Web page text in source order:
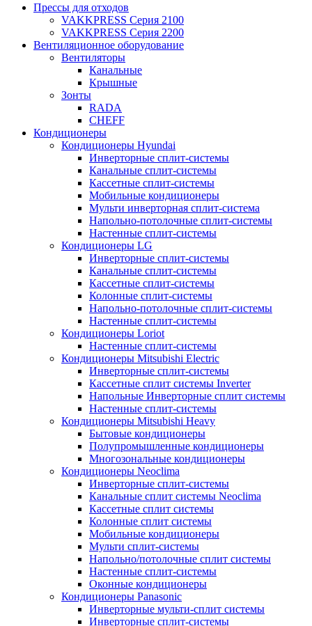
Прессы для отходов
VAKKPRESS Серия 2100
VAKKPRESS Серия 2200
Вентиляционное оборудование
Вентиляторы
Канальные
Крышные
Зонты
RADA
CHEFF
Кондиционеры
Кондиционеры Hyundai
Инверторные сплит-системы
Канальные сплит-системы
Кассетные сплит-системы
Мобильные кондиционеры
Мульти инверторная сплит-система
Напольно-потолочные сплит-системы
Настенные сплит-системы
Кондиционеры LG
Инверторные сплит-системы
Канальные сплит-системы
Кассетные сплит-системы
Колонные сплит-системы
Напольно-потолочные сплит-системы
Настенные сплит-системы
Кондиционеры Loriot
Настенные сплит-системы
Кондиционеры Mitsubishi Electric
Инверторные сплит-системы
Кассетные сплит системы Inverter
Напольные Инверторные сплит системы
Настенные сплит-системы
Кондиционеры Mitsubishi Heavy
Бытовые кондиционеры
Полупромышленные кондиционеры
Многозональные кондиционеры
Кондиционеры Neoclima
Инверторные сплит-системы
Канальные сплит системы Neoclima
Кассетные сплит системы
Колонные сплит системы
Мобильные кондиционеры
Мульти сплит-системы
Напольно/потолочные сплит системы
Настенные сплит-системы
Оконные кондиционеры
Кондиционеры Panasonic
Инверторные мульти-сплит системы
Инверторные сплит-системы